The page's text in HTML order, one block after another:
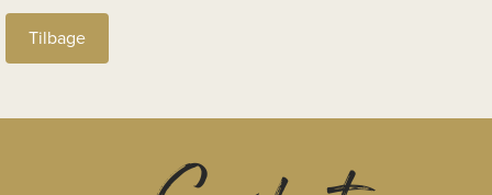
Tilbage